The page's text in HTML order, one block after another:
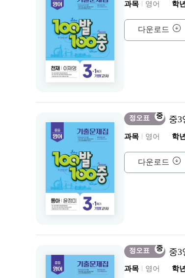
과목 영어 학
다운로드
정오표 중 중3
과목 영어 학
다운로드
정오표 중 중3
과목 영어 학